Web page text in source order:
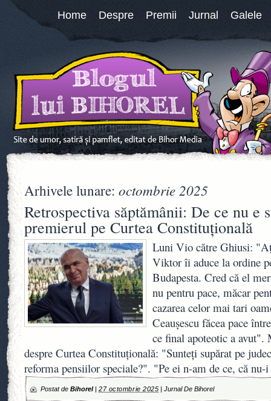
Home Despre Premii Jurnal Galele
Arhivele lunare: octombrie 2025
Retrospectiva săptămânii: De ce nu e
premierul pe Curtea Constituțională
Luni Vio către Ghiusi:
Viktor îi aduce la ordine
Budapesta. Cred că el
nu pentru pace, măcar
cazarea celor mai tari
Ceauşescu făcea pace
ce final apoteotic a
despre Curtea Constituţională: "Sunteţi supărat pe
reforma pensiilor speciale?". "Pe ei n-am de ce, că
Postat de Bihorel| 27 octombrie 2025 |Jurnal De Bihorel